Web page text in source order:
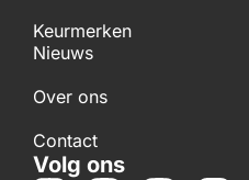
Keurmerken
Nieuws
Over ons
Contact
Volg ons